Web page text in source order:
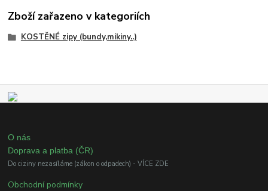
Zboží zařazeno v kategoriích
KOSTĚNÉ zipy (bundy,mikiny..)
O nás
Doprava a platba (ČR)
Do ciziny nezasíláme (zákon o odpadech) - VÍCE ZDE
Obchodní podmínky